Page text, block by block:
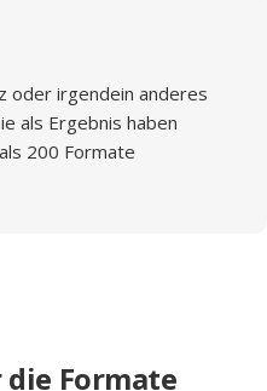
oder irgendein anderes
als Ergebnis haben
200 Formate
die Formate